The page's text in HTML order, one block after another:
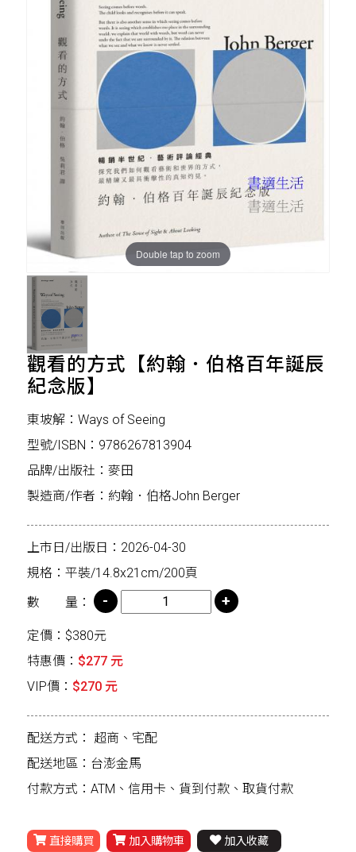
Double tap to zoom
觀看的方式【約翰．伯格百年誕辰
紀念版】
東坡解：Ways of Seeing
型號/ISBN：9786267813904
品牌/出版社：麥田
製造商/作者：約翰．伯格John Berger
上市日/出版日：2026-04-30
規格：平裝/14.8x21cm/200頁
數 量：
定價：$380元
特惠價： $277 元
VIP價： $270 元
配送方式： 超商、宅配
配送地區：台澎金馬
付款方式：ATM、信用卡、貨到付款、取貨付款
直接購買 加入購物車 加入收藏